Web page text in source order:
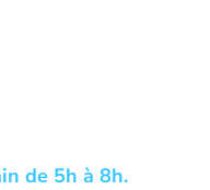
de 5h à 8h.